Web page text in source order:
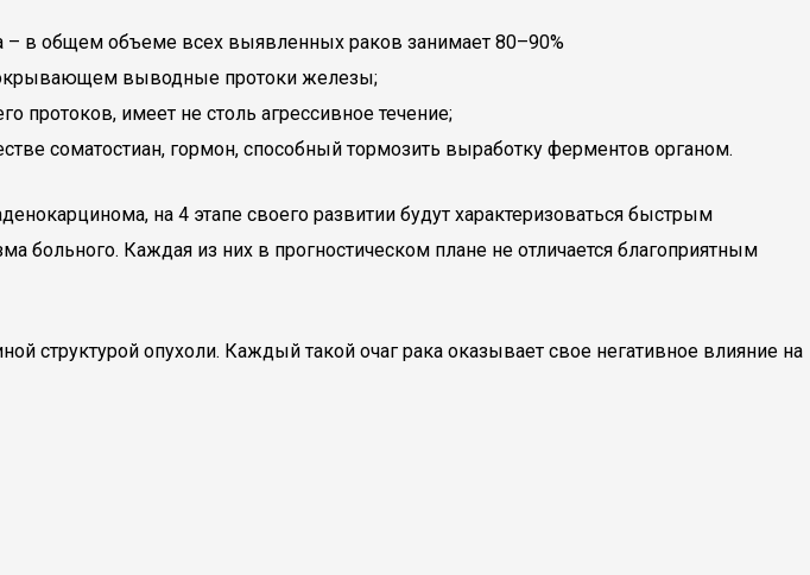
– в общем объеме всех выявленных раков занимает 80–90%
выводные протоки железы;
протоков, имеет не столь агрессивное течение;
соматостиан, гормон, способный тормозить выработку ферментов органом.
на 4 этапе своего развитии будут характеризоваться быстрым
Каждая из них в прогностическом плане не отличается благоприятным
структурой опухоли. Каждый такой очаг рака оказывает свое негативное влияние на